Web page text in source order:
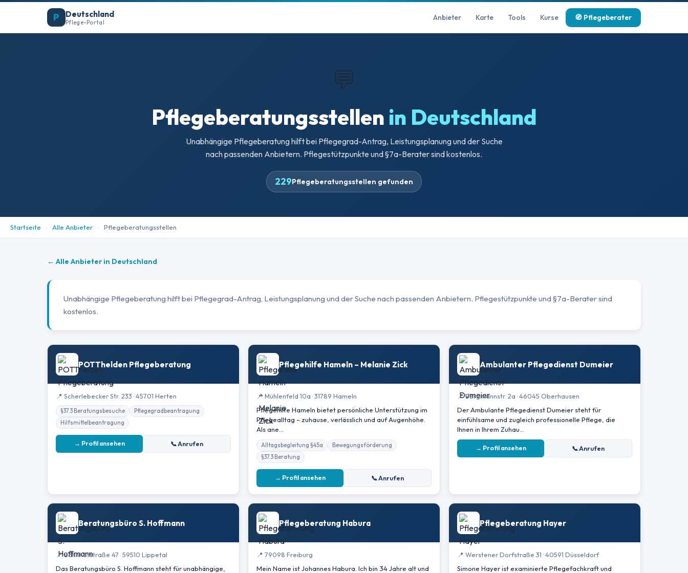
P Deutschland
Pflege-Portal
Anbieter Karte Tools Kurse 🧭 Pflegeberater
💬
Pflegeberatungsstellen in Deutschland
Unabhängige Pflegeberatung hilft bei Pflegegrad-Antrag, Leistungsplanung und der Suche
nach passenden Anbietern. Pflegestützpunkte und §7a-Berater sind kostenlos.
229Pflegeberatungsstellen gefunden
Startseite › Alle Anbieter › Pflegeberatungsstellen
← Alle Anbieter in Deutschland
Unabhängige Pflegeberatung hilft bei Pflegegrad-Antrag, Leistungsplanung und der Suche nach passenden Anbietern. Pflegestützpunkte und §7a-Berater sind
kostenlos.
POTThelden Pflegeberatung
📍 Scherlebecker Str. 233 · 45701 Herten
§37.3 Beratungsbesuche
Pflegegradbeantragung
Hilfsmittelbeantragung
→ Profil ansehen 📞 Anrufen
Pflegehilfe Hameln – Melanie Zick
📍 Mühlenfeld 10a · 31789 Hameln
Pflegehilfe Hameln bietet persönliche Unterstützung im
Pflegealltag – zuhause, verlässlich und auf Augenhöhe.
Als ane…
Alltagsbegleitung §45a
Bewegungsförderung
§37.3 Beratung
→ Profil ansehen 📞 Anrufen
Ambulanter Pflegedienst Dumeier
📍 Bergmannstr. 2a · 46045 Oberhausen
Der Ambulante Pflegedienst Dumeier steht für
einfühlsame und zugleich professionelle Pflege, die
Ihnen in Ihrem Zuhau…
→ Profil ansehen 📞 Anrufen
Beratungsbüro S. Hoffmann
📍 Bahnhofstraße 47 · 59510 Lippetal
Das Beratungsbüro S. Hoffmann steht für unabhängige,
Pflegeberatung Habura
📍 79098 Freiburg
Mein Name ist Johannes Habura. Ich bin 34 Jahre alt und
Pflegeberatung Hayer
📍 Werstener Dorfstraße 31 · 40591 Düsseldorf
Simone Hayer ist examinierte Pflegefachkraft und